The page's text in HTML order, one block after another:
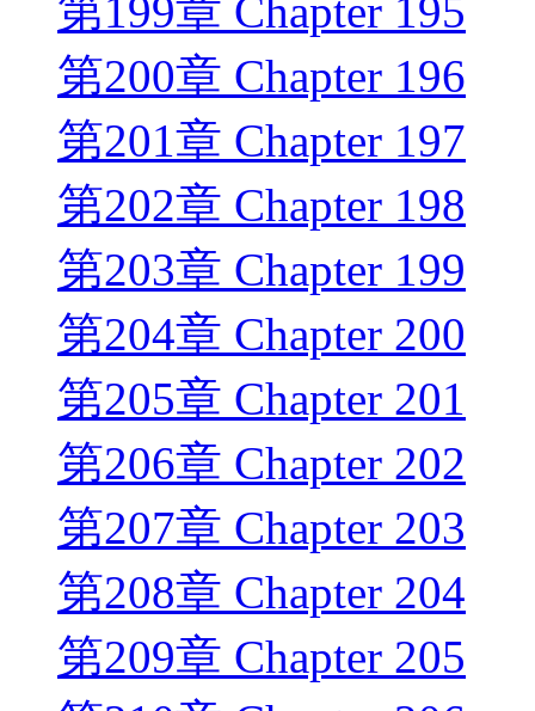
第199章 Chapter 195
第200章 Chapter 196
第201章 Chapter 197
第202章 Chapter 198
第203章 Chapter 199
第204章 Chapter 200
第205章 Chapter 201
第206章 Chapter 202
第207章 Chapter 203
第208章 Chapter 204
第209章 Chapter 205